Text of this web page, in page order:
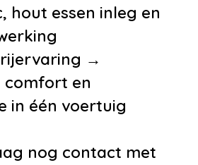
met HOLD-functie
hout essen inleg en
→
comfort en
in één voertuig
nog contact met